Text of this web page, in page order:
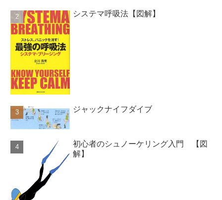
システマ呼吸法【図解】
ジャックナイフダイブ
初心者のシュノーケリング入門 【図
解】